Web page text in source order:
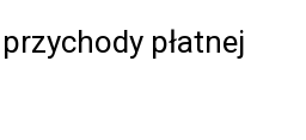
płatnej